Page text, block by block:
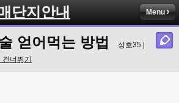
단지안내 Menu
얻어먹는 방법
상호35 |
너뛰기